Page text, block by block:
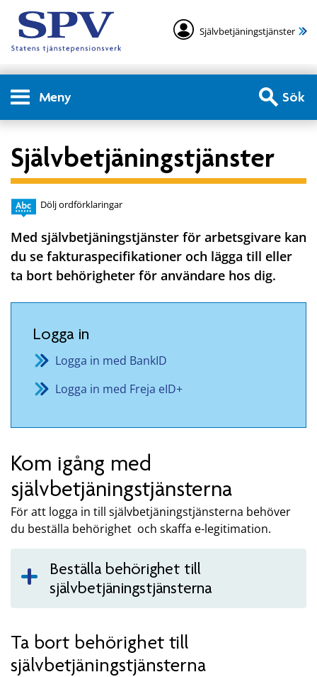
Självbetjäningstjänster
Meny Sök
Självbetjäningstjänster
Dölj ordförklaringar
Med självbetjäningstjänster för arbetsgivare kan
du se fakturaspecifikationer och lägga till eller
ta bort behörigheter för användare hos dig.
Logga in
Logga in med BankID
Logga in med Freja eID+
Kom igång med
självbetjäningstjänsterna
För att logga in till självbetjäningstjänsterna behöver
du beställa behörighet och skaffa e-legitimation.
Beställa behörighet till
självbetjäningstjänsterna
Ta bort behörighet till
självbetjäningstjänsterna